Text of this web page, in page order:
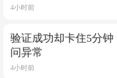
4小时前
验证成功却卡住5分
问异常
4小时前